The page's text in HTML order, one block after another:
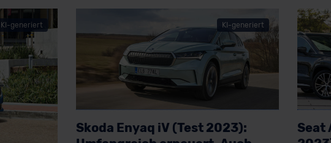
KI-generiert KI-generiert
Skoda Enyaq iV (Test 2023):
Seat